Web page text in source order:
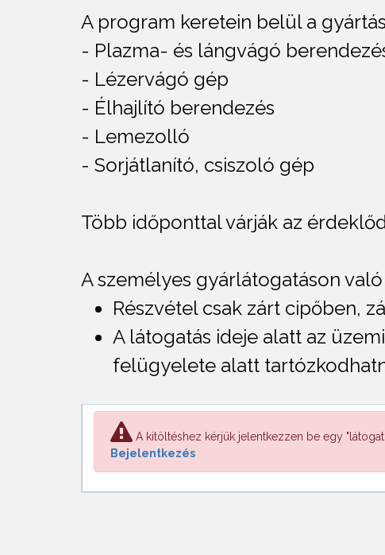
A program keretein belül a
- Plazma- és lángvágó
- Lézervágó gép
- Élhajlító berendezés
- Lemezolló
- Sorjátlanító, csiszoló gép
Több időponttal várják az
A személyes gyárlátogatáson
Részvétel csak zárt cipőben,
A látogatás ideje alatt az
felügyelete alatt
A kitöltéshez kérjük jelentkezzen be egy
Bejelentkezés